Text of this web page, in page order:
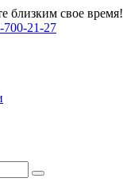
близким свое время!
700-21-27